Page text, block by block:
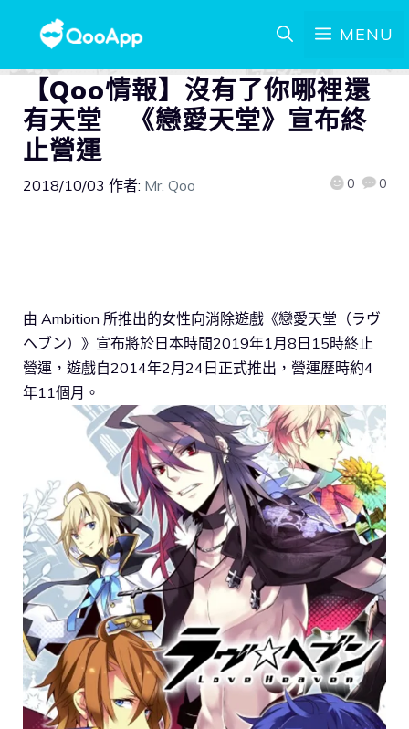
MENU
【Qoo情報】沒有了你哪裡還
有天堂 《戀愛天堂》宣布終
止營運
2018/10/03 作者: Mr. Qoo 0 0
由 Ambition 所推出的女性向消除遊戲《戀愛天堂（ラヴ
ヘブン）》宣布將於日本時間2019年1月8日15時終止
營運，遊戲自2014年2月24日正式推出，營運歷時約4
年11個月。